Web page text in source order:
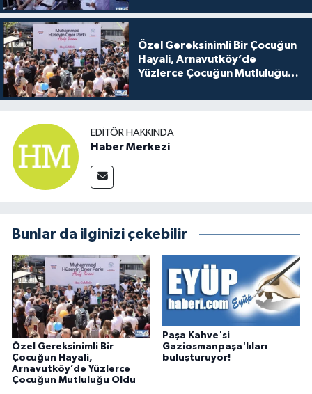
Özel Gereksinimli Bir Çocuğun
Hayali, Arnavutköy’de
Yüzlerce Çocuğun Mutluluğu
EDITÖR HAKKINDA
Haber Merkezi
Bunlar da ilginizi çekebilir
Özel Gereksinimli Bir
Çocuğun Hayali,
Arnavutköy’de Yüzlerce
Çocuğun Mutluluğu Oldu
Paşa Kahve'si
Gaziosmanpaşa'lıları
buluşturuyor!